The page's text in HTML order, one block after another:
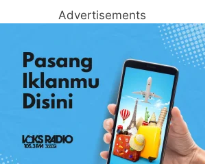
Advertisements